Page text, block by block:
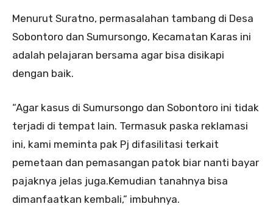
Menurut Suratno, permasalahan tambang di Desa
Sobontoro dan Sumursongo, Kecamatan Karas ini
adalah pelajaran bersama agar bisa disikapi
dengan baik.
“Agar kasus di Sumursongo dan Sobontoro ini tidak
terjadi di tempat lain. Termasuk paska reklamasi
ini, kami meminta pak Pj difasilitasi terkait
pemetaan dan pemasangan patok biar nanti bayar
pajaknya jelas juga.Kemudian tanahnya bisa
dimanfaatkan kembali,” imbuhnya.